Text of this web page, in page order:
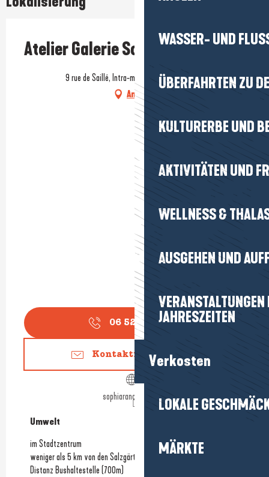
WASSER- UND
ÜBERFAHRTEN ZU
KULTURERBE UND
AKTIVITÄTEN UND
WELLNESS &
AUSGEHEN UND
JAHRESZEITEN
Verkosten
LOKALE
MÄRKTE
Atelier Galerie Sophia Rancatore
9 rue de Saillé, Intra-muros, 44350 Guérande
Anfahrt
06 52 96 05▒▒
Kontaktieren Sie uns
sophiarancatore.com
Umwelt
Umwelt
im Stadtzentrum
weniger als 5 km von den Salzgärten entfernt
Distanz Bushaltestelle (700m)